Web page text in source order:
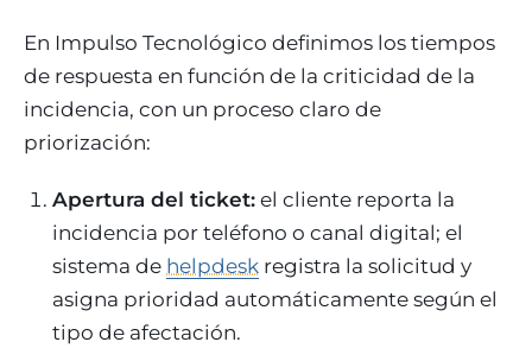
En Impulso Tecnológico definimos los tiempos
de respuesta en función de la criticidad de la
incidencia, con un proceso claro de
priorización:
Apertura del ticket: el cliente reporta la
incidencia por teléfono o canal digital; el
sistema de helpdesk registra la solicitud y
asigna prioridad automáticamente según el
tipo de afectación.